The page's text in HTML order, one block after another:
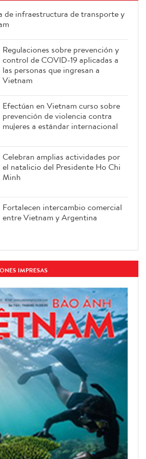
de infraestructura de transporte y
Regulaciones sobre prevención y
control de COVID-19 aplicadas a
las personas que ingresan a
Vietnam
Efectúan en Vietnam curso sobre
prevención de violencia contra
mujeres a estándar internacional
Celebran amplias actividades por
el natalicio del Presidente Ho Chi
Minh
Fortalecen intercambio comercial
entre Vietnam y Argentina
IMPRESAS